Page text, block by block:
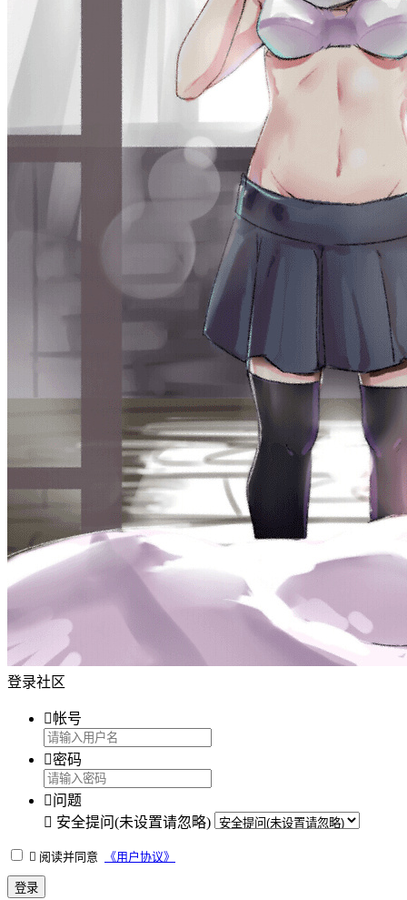
登录社区
帐号
密码
问题
 安全提问(未设置请忽略)
 阅读并同意 《用户协议》
登录